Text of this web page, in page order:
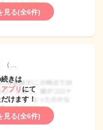
見る(全6件)
（…
きは
プリ にて
けます！
見る(全6件)